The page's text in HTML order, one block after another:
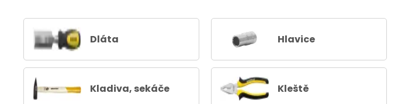
Dláta Hlavice
Kladiva, sekáče Kleště